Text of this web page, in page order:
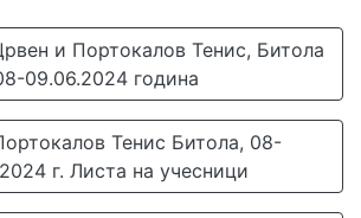
и Портокалов Тенис, Битола
09.06.2024 година
Тенис Битола, 08-
г. Листа на учесници